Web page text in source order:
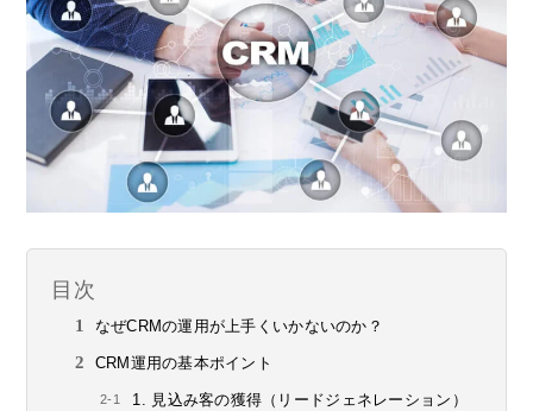
目次
なぜCRMの運用が上手くいかないのか？
CRM運用の基本ポイント
1. 見込み客の獲得（リードジェネレーション）